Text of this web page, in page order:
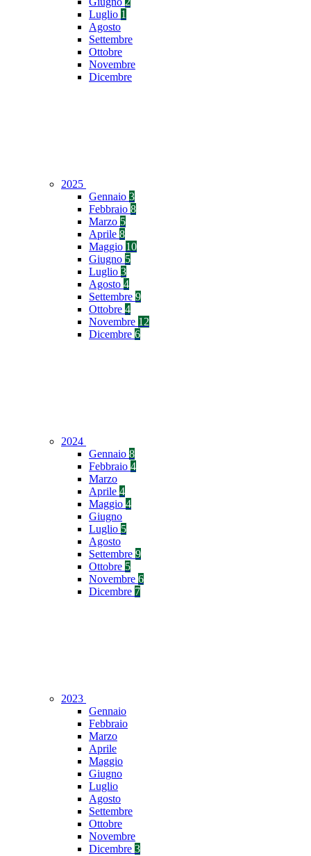
Luglio 1
Agosto
Settembre
Ottobre
Novembre
Dicembre
2025
Gennaio 3
Febbraio 8
Marzo 5
Aprile 8
Maggio 10
Giugno 5
Luglio 3
Agosto 4
Settembre 9
Ottobre 4
Novembre 12
Dicembre 6
2024
Gennaio 8
Febbraio 4
Marzo
Aprile 4
Maggio 4
Giugno
Luglio 5
Agosto
Settembre 9
Ottobre 5
Novembre 6
Dicembre 7
2023
Gennaio
Febbraio
Marzo
Aprile
Maggio
Giugno
Luglio
Agosto
Settembre
Ottobre
Novembre
Dicembre 3